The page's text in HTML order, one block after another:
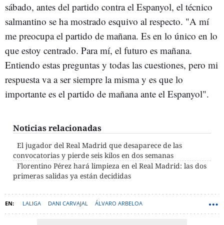
sábado, antes del partido contra el Espanyol, el técnico
salmantino se ha mostrado esquivo al respecto. "A mí
me preocupa el partido de mañana. Es en lo único en lo
que estoy centrado. Para mí, el futuro es mañana.
Entiendo estas preguntas y todas las cuestiones, pero mi
respuesta va a ser siempre la misma y es que lo
importante es el partido de mañana ante el Espanyol".
Noticias relacionadas
El jugador del Real Madrid que desaparece de las
convocatorias y pierde seis kilos en dos semanas
Florentino Pérez hará limpieza en el Real Madrid: las dos
primeras salidas ya están decididas
LALIGA DANI CARVAJAL ÁLVARO ARBELOA